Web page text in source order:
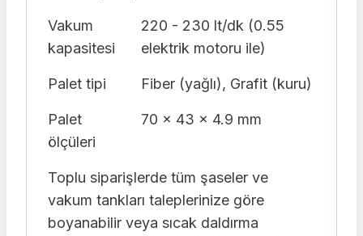
Vakum
kapasitesi
220 - 230 lt/dk (0.55
elektrik motoru ile)
Palet tipi Fiber (yağlı), Grafit (kuru)
Palet
ölçüleri
70 x 43 x 4.9 mm
Toplu siparişlerde tüm şaseler ve
vakum tankları taleplerinize göre
boyanabilir veya sıcak daldırma